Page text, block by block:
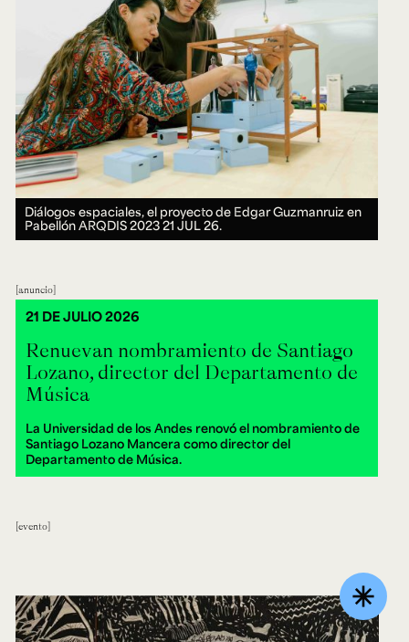
Diálogos espaciales, el proyecto de Edgar Guzmanruiz en
Pabellón ARQDIS 202321 JUL 26.
anuncio
Renuevan nombramiento de Santiago
Lozano, director del Departamento de
Música
La Universidad de los Andes renovó el nombramiento de
Santiago Lozano Mancera como director del
Departamento de Música.
21 DE JULIO 2026
evento
asterisk